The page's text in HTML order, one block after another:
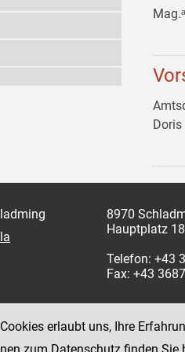
Doris
8970
Hauptplatz 18
Telefon: +43
Fax: +43
erlaubt uns, Ihre